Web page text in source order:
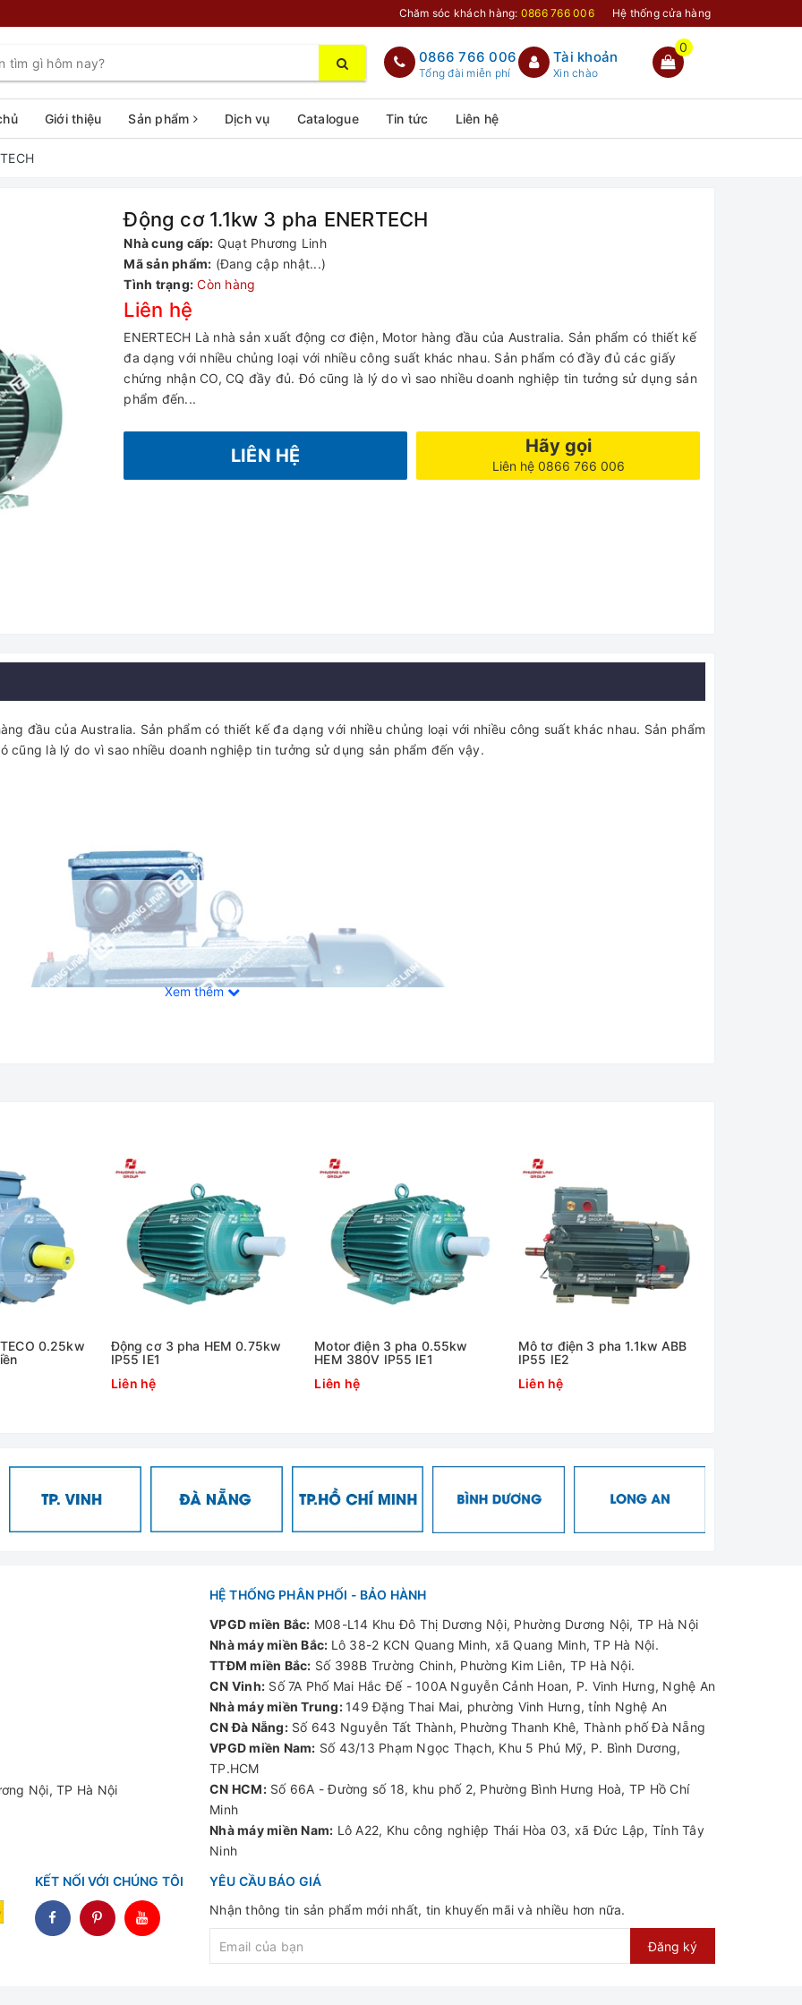
Chăm sóc khách hàng: 0866 766 006 Hệ thống cửa hàng
0866 766 006
Tổng đài miễn phí
Tài khoản
Xin chào
0
Giới thiệu Sản phẩm Dịch vụ Catalogue Tin tức Liên hệ
Động cơ 1.1kw 3 pha ENERTECH
Nhà cung cấp: Quạt Phương Linh
Mã sản phẩm: (Đang cập nhật...)
Tình trạng: Còn hàng
Liên hệ
ENERTECH Là nhà sản xuất động cơ điện, Motor hàng đầu của Australia. Sản phẩm có thiết kế
đa dạng với nhiều chủng loại với nhiều công suất khác nhau. Sản phẩm có đầy đủ các giấy
chứng nhận CO, CQ đầy đủ. Đó cũng là lý do vì sao nhiều doanh nghiệp tin tưởng sử dụng sản
phẩm đến...
LIÊN HỆ Hãy gọi
Liên hệ 0866 766 006
đầu của Australia. Sản phẩm có thiết kế đa dạng với nhiều chủng loại với nhiều công suất khác nhau. Sản phẩm
cũng là lý do vì sao nhiều doanh nghiệp tin tưởng sử dụng sản phẩm đến vậy.
1.1kw 3 pha ENERTECH
đến 50oC.
cho phép của
ENERTECH
hiệu quả năng lượng cao phù hợp với kết nối và vận hành với mọi thiết bị trong ngành bơm, chế tạo quạt công
này còn được ứng dụng trong nhiều lĩnh vực khác nữa.
Motor ENERTECH
điện ENERTECH chính hãng hàng đầu tại Việt Nam. Các dòng motor điện Enertech có rất nhiều chủng loại và
để tham khảo và mua hàng. Cam kết tất cả khách hàng sản phẩm này đều là hàng mới chính hãng 100%, bảo
những dịch vụ hậu mãi hấp dẫn khác.
Xem thêm
0.25kw
Động cơ 3 pha HEM 0.75kw
IP55 IE1
Liên hệ
Motor điện 3 pha 0.55kw
HEM 380V IP55 IE1
Liên hệ
Mô tơ điện 3 pha 1.1kw ABB
IP55 IE2
Liên hệ
Nội, TP Hà Nội
HỆ THỐNG PHÂN PHỐI - BẢO HÀNH
VPGD miền Bắc: M08-L14 Khu Đô Thị Dương Nội, Phường Dương Nội, TP Hà Nội
Nhà máy miền Bắc: Lô 38-2 KCN Quang Minh, xã Quang Minh, TP Hà Nội.
TTĐM miền Bắc: Số 398B Trường Chinh, Phường Kim Liên, TP Hà Nội.
CN Vinh: Số 7A Phố Mai Hắc Đế - 100A Nguyễn Cảnh Hoan, P. Vinh Hưng, Nghệ An
Nhà máy miền Trung: 149 Đặng Thai Mai, phường Vinh Hưng, tỉnh Nghệ An
CN Đà Nẵng:Số 643 Nguyễn Tất Thành, Phường Thanh Khê, Thành phố Đà Nẵng
VPGD miền Nam: Số 43/13 Phạm Ngọc Thạch, Khu 5 Phú Mỹ, P. Bình Dương,
TP.HCM
CN HCM:Số 66A - Đường số 18, khu phố 2, Phường Bình Hưng Hoà, TP Hồ Chí
Minh
Nhà máy miền Nam: Lô A22, Khu công nghiệp Thái Hòa 03, xã Đức Lập, Tỉnh Tây
Ninh
KẾT NỐI VỚI CHÚNG TÔI
YÊU CẦU BÁO GIÁ
Nhận thông tin sản phẩm mới nhất, tin khuyến mãi và nhiều hơn nữa.
Đăng ký